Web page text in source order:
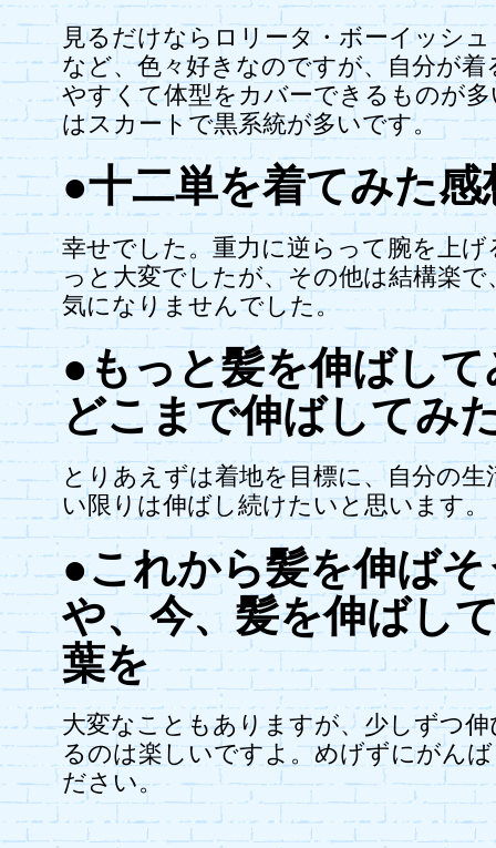
見るだけならロリータ・ボーイッシ
など、色々好きなのですが、自分が
やすくて体型をカバーできるものが
はスカートで黒系統が多いです。
●十二単を着てみた
幸せでした。重力に逆らって腕を上
っと大変でしたが、その他は結構楽
気になりませんでした。
●もっと髪を伸ばし
どこまで伸ばしてみ
とりあえずは着地を目標に、自分の
い限りは伸ばし続けたいと思います。
●これから髪を伸ば
や、今、髪を伸ばし
葉を
大変なこともありますが、少しずつ
るのは楽しいですよ。めげずにがん
ださい。